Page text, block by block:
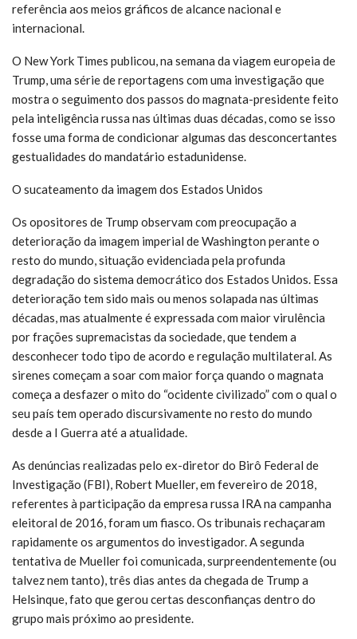
referência aos meios gráficos de alcance nacional e
internacional.
O New York Times publicou, na semana da viagem europeia de
Trump, uma série de reportagens com uma investigação que
mostra o seguimento dos passos do magnata-presidente feito
pela inteligência russa nas últimas duas décadas, como se isso
fosse uma forma de condicionar algumas das desconcertantes
gestualidades do mandatário estadunidense.
O sucateamento da imagem dos Estados Unidos
Os opositores de Trump observam com preocupação a
deterioração da imagem imperial de Washington perante o
resto do mundo, situação evidenciada pela profunda
degradação do sistema democrático dos Estados Unidos. Essa
deterioração tem sido mais ou menos solapada nas últimas
décadas, mas atualmente é expressada com maior virulência
por frações supremacistas da sociedade, que tendem a
desconhecer todo tipo de acordo e regulação multilateral. As
sirenes começam a soar com maior força quando o magnata
começa a desfazer o mito do “ocidente civilizado” com o qual o
seu país tem operado discursivamente no resto do mundo
desde a I Guerra até a atualidade.
As denúncias realizadas pelo ex-diretor do Birô Federal de
Investigação (FBI), Robert Mueller, em fevereiro de 2018,
referentes à participação da empresa russa IRA na campanha
eleitoral de 2016, foram um fiasco. Os tribunais rechaçaram
rapidamente os argumentos do investigador. A segunda
tentativa de Mueller foi comunicada, surpreendentemente (ou
talvez nem tanto), três dias antes da chegada de Trump a
Helsinque, fato que gerou certas desconfianças dentro do
grupo mais próximo ao presidente.